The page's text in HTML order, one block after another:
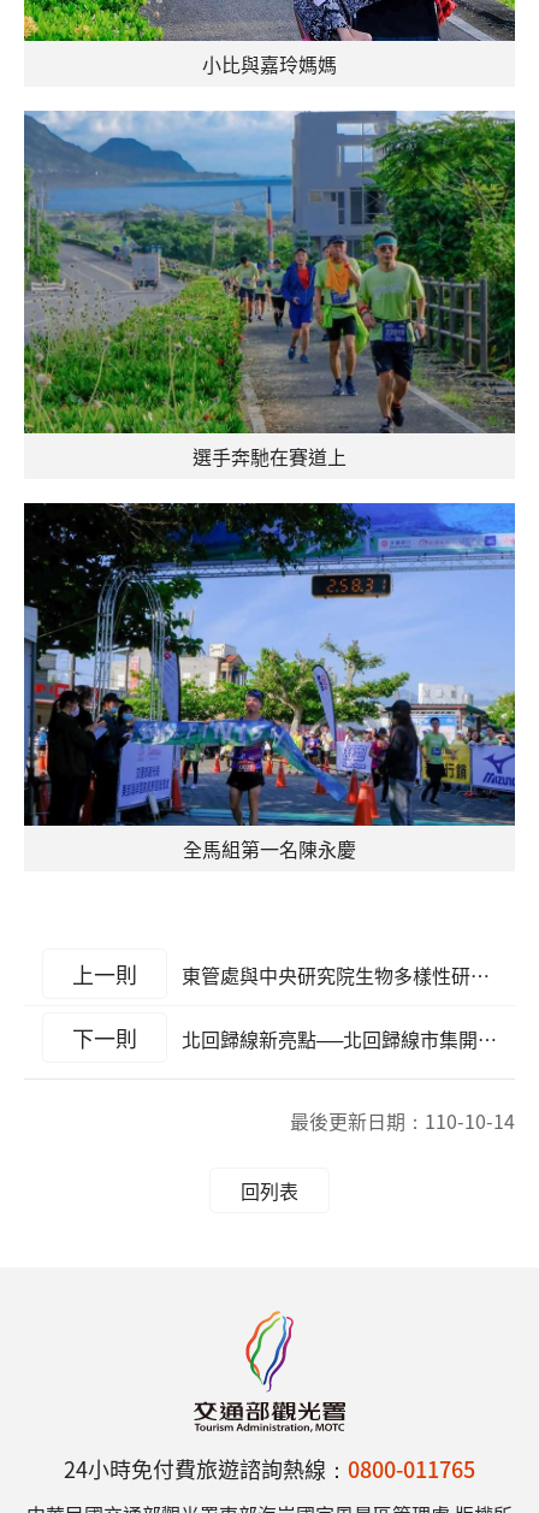
小比與嘉玲媽媽
選手奔馳在賽道上
全馬組第一名陳永慶
上一則 東管處與中央研究院生物多樣性研究中心簽署學術合作備忘錄，推動綠島海洋生態永續旅遊
下一則 北回歸線新亮點──北回歸線市集開幕！
最後更新日期： 110-10-14
回列表
24小時免付費旅遊諮詢熱線： 0800-011765